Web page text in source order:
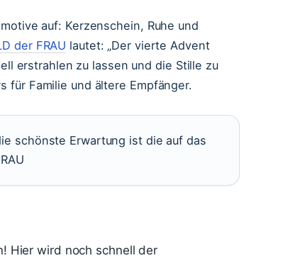
auf: Kerzenschein, Ruhe und
der FRAU lautet: „Der vierte Advent
erstrahlen zu lassen und die Stille zu
für Familie und ältere Empfänger.
schönste Erwartung ist die auf das
Hier wird noch schnell der